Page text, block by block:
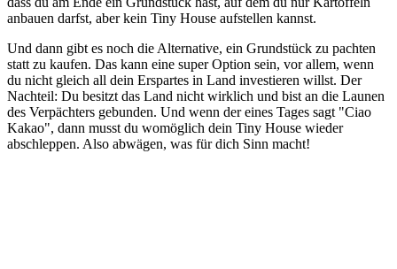
anbauen darfst, aber kein Tiny House aufstellen kannst.
Und dann gibt es noch die Alternative, ein Grundstück zu pachten
statt zu kaufen. Das kann eine super Option sein, vor allem, wenn
du nicht gleich all dein Erspartes in Land investieren willst. Der
Nachteil: Du besitzt das Land nicht wirklich und bist an die Launen
des Verpächters gebunden. Und wenn der eines Tages sagt "Ciao
Kakao", dann musst du womöglich dein Tiny House wieder
abschleppen. Also abwägen, was für dich Sinn macht!